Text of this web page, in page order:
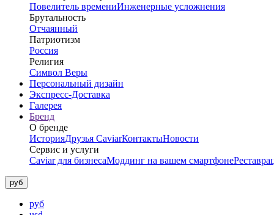
Повелитель времениИнженерные усложнения
Брутальность
Отчаянный
Патриотизм
Россия
Религия
Символ Веры
Персональный дизайн
Экспресс-Доставка
Галерея
Бренд
О бренде
ИсторияДрузья CaviarКонтактыНовости
Сервис и услуги
Caviar для бизнесаМоддинг на вашем смартфоне
руб
руб